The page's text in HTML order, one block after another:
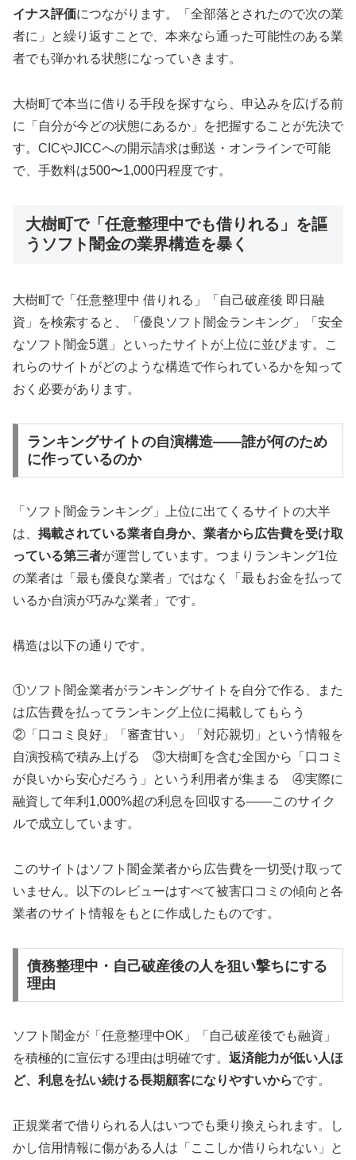
イナス評価につながります。「全部落とされたので次の業
者に」と繰り返すことで、本来なら通った可能性のある業
者でも弾かれる状態になっていきます。
大樹町で本当に借りる手段を探すなら、申込みを広げる前
に「自分が今どの状態にあるか」を把握することが先決で
す。CICやJICCへの開示請求は郵送・オンラインで可能
で、手数料は500〜1,000円程度です。
大樹町で「任意整理中でも借りれる」を謳
うソフト闇金の業界構造を暴く
大樹町で「任意整理中 借りれる」「自己破産後 即日融
資」を検索すると、「優良ソフト闇金ランキング」「安全
なソフト闇金5選」といったサイトが上位に並びます。こ
れらのサイトがどのような構造で作られているかを知って
おく必要があります。
ランキングサイトの自演構造——誰が何のため
に作っているのか
「ソフト闇金ランキング」上位に出てくるサイトの大半
は、 掲載されている業者自身か、業者から広告費を受け取
っている第三者が運営しています。つまりランキング1位
の業者は「最も優良な業者」ではなく「最もお金を払って
いるか自演が巧みな業者」です。
構造は以下の通りです。
①ソフト闇金業者がランキングサイトを自分で作る、また
は広告費を払ってランキング上位に掲載してもらう
②「口コミ良好」「審査甘い」「対応親切」という情報を
自演投稿で積み上げる ③大樹町を含む全国から「口コミ
が良いから安心だろう」という利用者が集まる ④実際に
融資して年利1,000%超の利息を回収する——このサイク
ルで成立しています。
このサイトはソフト闇金業者から広告費を一切受け取って
いません。以下のレビューはすべて被害口コミの傾向と各
業者のサイト情報をもとに作成したものです。
債務整理中・自己破産後の人を狙い撃ちにする
理由
ソフト闇金が「任意整理中OK」「自己破産後でも融資」
を積極的に宣伝する理由は明確です。 返済能力が低い人ほ
ど、利息を払い続ける長期顧客になりやすいからです。
正規業者で借りられる人はいつでも乗り換えられます。し
かし信用情報に傷がある人は「ここしか借りられない」と